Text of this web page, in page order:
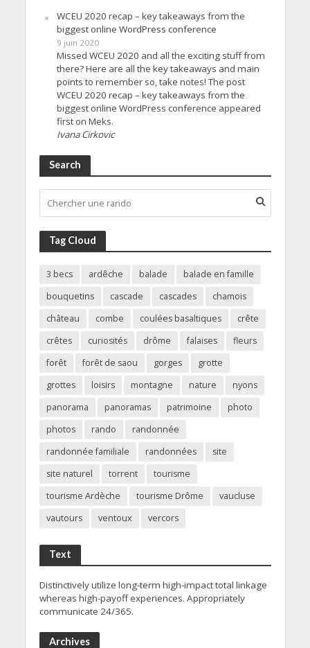
WCEU 2020 recap – key takeaways from the
biggest online WordPress conference
9 juin 2020
Missed WCEU 2020 and all the exciting stuff from
there? Here are all the key takeaways and main
points to remember so, take notes! The post
WCEU 2020 recap – key takeaways from the
biggest online WordPress conference appeared
first on Meks.
Ivana Cirkovic
Search
Tag Cloud
3 becs ardêche balade
balade en famille
bouquetins
cascade cascades
chamois
château
combe coulées basaltiques
crête
crêtes
curiosités drôme falaises
fleurs
forêt
forêt de saou gorges
grotte
grottes
loisirs montagne nature
nyons
panorama
panoramas patrimoine
photo
photos
rando
randonnée
randonnée familiale
randonnées
site
site naturel
torrent
tourisme
tourisme Ardèche
tourisme Drôme
vaucluse
vautours
ventoux vercors
Text
Distinctively utilize long-term high-impact total linkage
whereas high-payoff experiences. Appropriately
communicate 24/365.
Archives